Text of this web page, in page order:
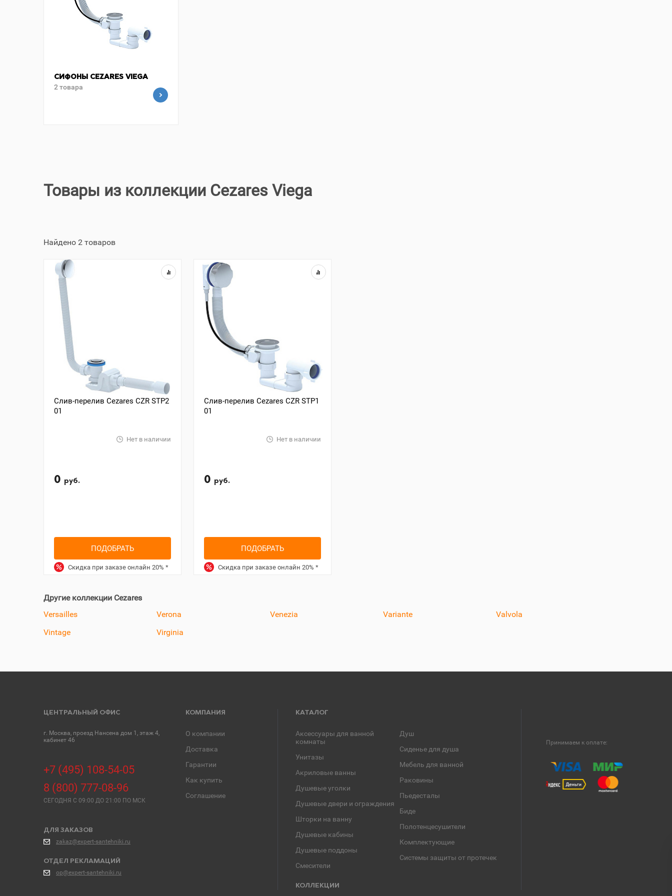
СИФОНЫ CEZARES VIEGA
2 товара
Товары из коллекции Cezares Viega
Найдено 2 товаров
Слив-перелив Cezares CZR STP2
01
Нет в наличии
0 руб.
ПОДОБРАТЬ
Скидка при заказе онлайн20%*
Слив-перелив Cezares CZR STP1
01
Нет в наличии
0 руб.
ПОДОБРАТЬ
Скидка при заказе онлайн 20% *
Другие коллекции Cezares
Versailles
Verona Venezia Variante
Valvola
Vintage
Virginia
ЦЕНТРАЛЬНЫЙ ОФИС
г. Москва, проезд Нансена дом 1, этаж 4,
кабинет 46
+7 (495) 108-54-05
8 (800) 777-08-96
СЕГОДНЯ C 09:00 ДО 21:00 ПО МСК
ДЛЯ ЗАКАЗОВ
zakaz@expert-santehniki.ru
ОТДЕЛ РЕКЛАМАЦИЙ
op@expert-santehniki.ru
КОМПАНИЯ
О компании
Доставка
Гарантии
Как купить
Соглашение
КАТАЛОГ
Аксессуары для ванной
комнаты
Унитазы
Акриловые ванны
Душевые уголки
Душевые двери и ограждения
Шторки на ванну
Душевые кабины
Душевые поддоны
Смесители
Душ
Сиденье для душа
Мебель для ванной
Раковины
Пьедесталы
Биде
Полотенцесушители
Комплектующие
Системы защиты от протечек
КОЛЛЕКЦИИ
Принимаем к оплате: